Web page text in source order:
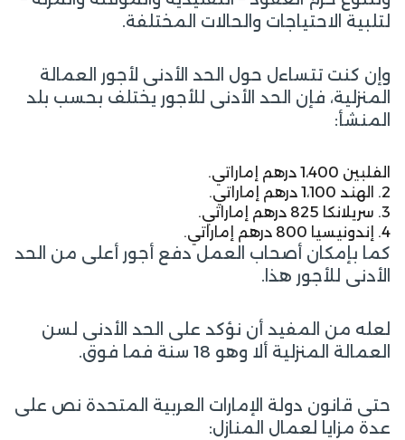
لتلبية الاحتياجات والحالات المختلفة.
وإن كنت تتساءل حول الحد الأدنى لأجور العمالة
المنزلية، فإن الحد الأدنى للأجور يختلف بحسب بلد
المنشأ:
الفلبين 1،400 درهم إماراتي.
2. الهند 1،100 درهم إماراتي.
3. سريلانكا 825 درهم إماراتي.
4. إندونيسيا 800 درهم إماراتي.
كما بإمكان أصحاب العمل دفع أجور أعلى من الحد
الأدنى للأجور هذا.
لعله من المفيد أن نؤكد على الحد الأدنى لسن
العمالة المنزلية ألا وهو 18 سنة فما فوق.
حتى قانون دولة الإمارات العربية المتحدة نص على
عدة مزايا لعمال المنازل: